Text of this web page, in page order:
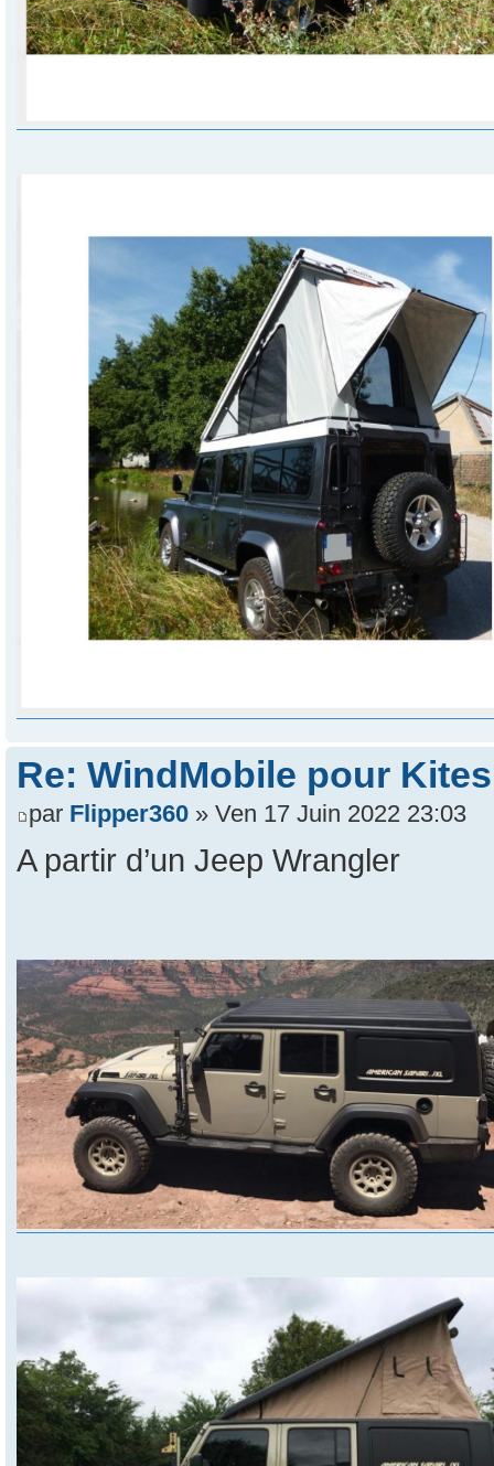
Re: WindMobile pour
par Flipper360 » Ven 17 Juin 2022 23:03
A partir d’un Jeep Wrangler